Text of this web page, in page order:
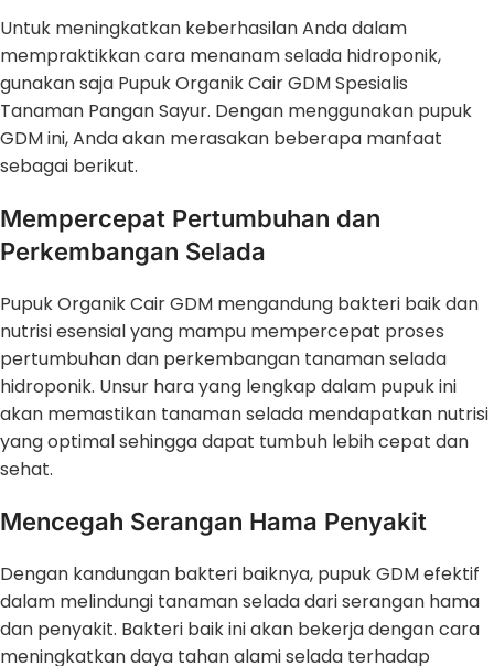
Untuk meningkatkan keberhasilan Anda dalam
mempraktikkan cara menanam selada hidroponik,
gunakan saja Pupuk Organik Cair GDM Spesialis
Tanaman Pangan Sayur. Dengan menggunakan pupuk
GDM ini, Anda akan merasakan beberapa manfaat
sebagai berikut.
Mempercepat Pertumbuhan dan
Perkembangan Selada
Pupuk Organik Cair GDM mengandung bakteri baik dan
nutrisi esensial yang mampu mempercepat proses
pertumbuhan dan perkembangan tanaman selada
hidroponik. Unsur hara yang lengkap dalam pupuk ini
akan memastikan tanaman selada mendapatkan nutrisi
yang optimal sehingga dapat tumbuh lebih cepat dan
sehat.
Mencegah Serangan Hama Penyakit
Dengan kandungan bakteri baiknya, pupuk GDM efektif
dalam melindungi tanaman selada dari serangan hama
dan penyakit. Bakteri baik ini akan bekerja dengan cara
meningkatkan daya tahan alami selada terhadap